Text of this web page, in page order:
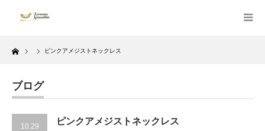
Home ピンクアメジストネックレス
ブログ
10.29
ピンクアメジストネックレス